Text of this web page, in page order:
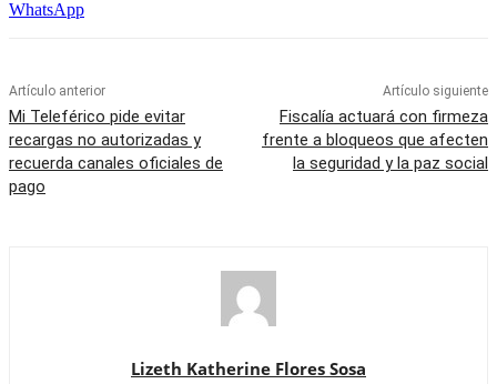
WhatsApp
Artículo anterior
Mi Teleférico pide evitar
recargas no autorizadas y
recuerda canales oficiales de
pago
Artículo siguiente
Fiscalía actuará con firmeza
frente a bloqueos que afecten
la seguridad y la paz social
Lizeth Katherine Flores Sosa